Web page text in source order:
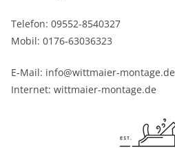
Telefon: 09552-8540327
Mobil: 0176-63036323
E-Mail: info@wittmaier-montage.de
Internet: wittmaier-montage.de